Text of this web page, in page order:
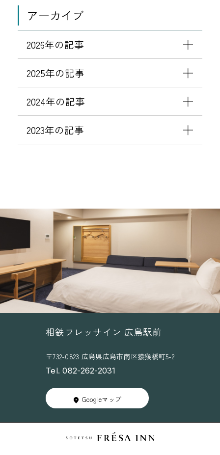
願
い
て
アーカイブ
2026年の記事
2025年の記事
2024年の記事
2023年の記事
相鉄フレッサイン 広島駅前
〒732-0823 広島県広島市南区猿猴橋町5-2
Tel. 082-262-2031
Googleマップ